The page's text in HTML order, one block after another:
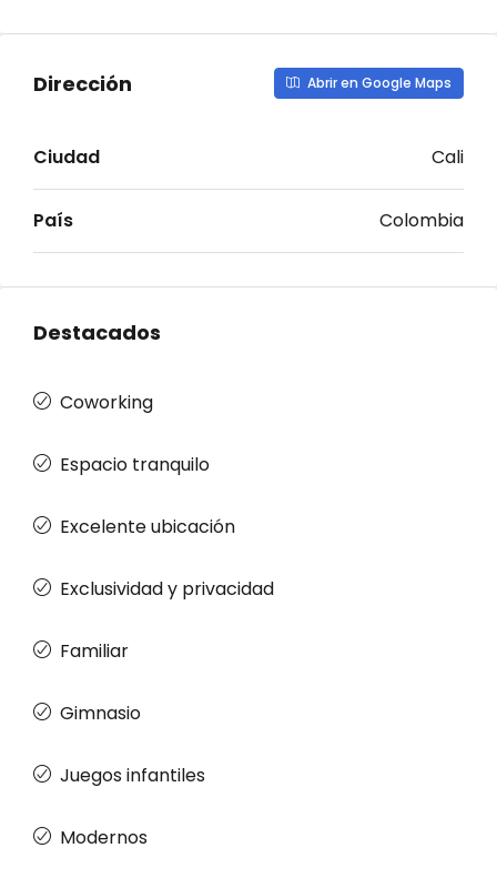
Dirección Abrir en Google Maps
Ciudad Cali
País Colombia
Destacados
Coworking
Espacio tranquilo
Excelente ubicación
Exclusividad y privacidad
Familiar
Gimnasio
Juegos infantiles
Modernos